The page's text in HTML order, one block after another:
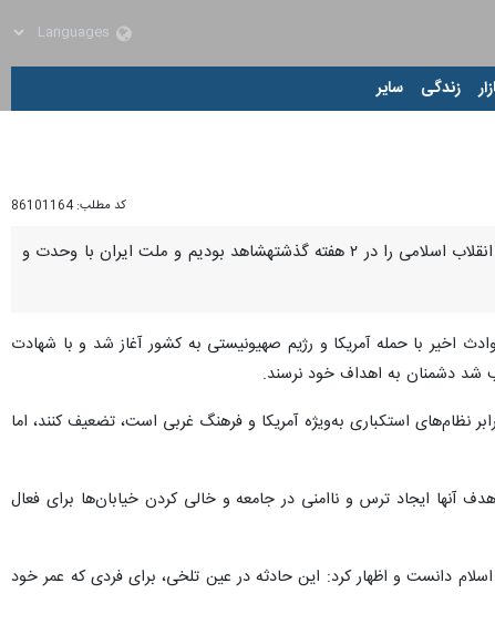
زندگی سایر
کد مطلب: 86101164
قزوین - ایرنا - نماینده ولی فقیه در استان و امام جمعه قزوین گفت: پرمخاطره‌ترین و حساس‌ترین مقاطع تاریخ انقلاب اسلامی را در ۲ هفته گذشتهشاهد بودیم و ملت ایران با وحدت و
اخیر با حمله آمریکا و رژیم صهیونیستی به کشور آغاز شد و با شهادت
شد دشمنان به اهداف خود نرسند.
نظام‌های استکباری به‌ویژه آمریکا و فرهنگ غربی است، تضعیف کنند، اما
آنها ایجاد ترس و ناامنی در جامعه و خالی کردن خیابان‌ها برای فعال
دانست و اظهار کرد: این حادثه در عین تلخی، برای فردی که عمر خود